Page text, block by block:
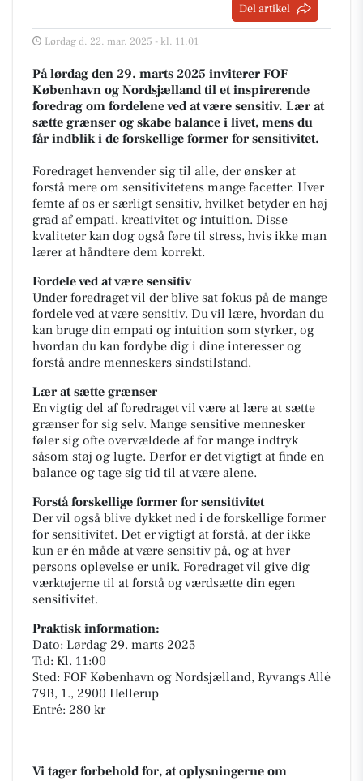
Del artikel
Lørdag d. 22. mar. 2025 - kl. 11:01
På lørdag den 29. marts 2025 inviterer FOF
København og Nordsjælland til et inspirerende
foredrag om fordelene ved at være sensitiv. Lær at
sætte grænser og skabe balance i livet, mens du
får indblik i de forskellige former for sensitivitet.
Foredraget henvender sig til alle, der ønsker at
forstå mere om sensitivitetens mange facetter. Hver
femte af os er særligt sensitiv, hvilket betyder en høj
grad af empati, kreativitet og intuition. Disse
kvaliteter kan dog også føre til stress, hvis ikke man
lærer at håndtere dem korrekt.
Fordele ved at være sensitiv
Under foredraget vil der blive sat fokus på de mange
fordele ved at være sensitiv. Du vil lære, hvordan du
kan bruge din empati og intuition som styrker, og
hvordan du kan fordybe dig i dine interesser og
forstå andre menneskers sindstilstand.
Lær at sætte grænser
En vigtig del af foredraget vil være at lære at sætte
grænser for sig selv. Mange sensitive mennesker
føler sig ofte overvældede af for mange indtryk
såsom støj og lugte. Derfor er det vigtigt at finde en
balance og tage sig tid til at være alene.
Forstå forskellige former for sensitivitet
Der vil også blive dykket ned i de forskellige former
for sensitivitet. Det er vigtigt at forstå, at der ikke
kun er én måde at være sensitiv på, og at hver
persons oplevelse er unik. Foredraget vil give dig
værktøjerne til at forstå og værdsætte din egen
sensitivitet.
Praktisk information:
Dato: Lørdag 29. marts 2025
Tid: Kl. 11:00
Sted: FOF København og Nordsjælland, Ryvangs Allé
79B, 1., 2900 Hellerup
Entré: 280 kr
Vi tager forbehold for, at oplysningerne om